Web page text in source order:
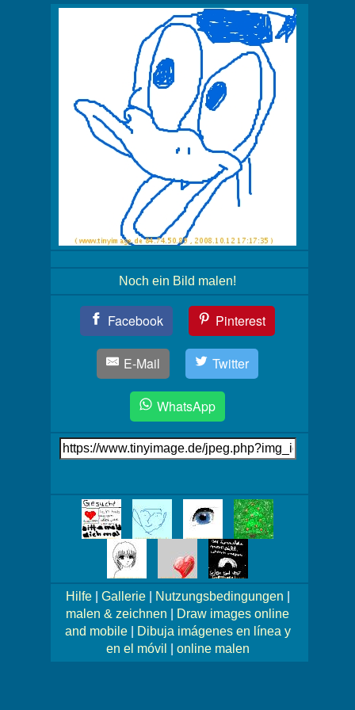
Noch ein Bild malen!
Facebook Pinterest
E-Mail Twitter
WhatsApp
Link
auf's
Mehr
Bilder!
Hilfe| Gallerie| Nutzungsbedingungen
malen & zeichnen
Draw images online
and mobile|
Dibuja imágenes en línea y
en el móvil
online malen